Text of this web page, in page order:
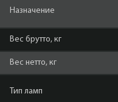
Назначение
Вес брутто, кг
Вес нетто, кг
Тип ламп